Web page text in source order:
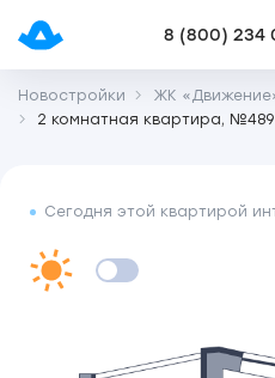
8 (800) 234
Новостройки ЖК
2 комнатная квартира, №489
Сегодня этой квартирой